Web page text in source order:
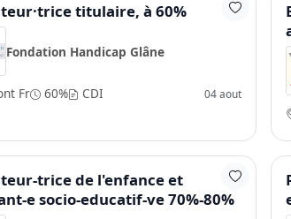
titulaire, à 60%
Fondation Handicap Glâne
Fr 60% CDI 04 aout
trice de l'enfance et
e socio-educatif-ve 70%-80%